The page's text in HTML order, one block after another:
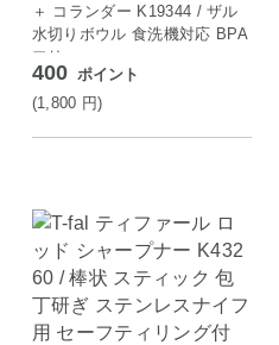
＋ コランダー K19344 / ザル
水切りボウル 食洗機対応 BPA
フリー
400 ポイント
(1,800 円)